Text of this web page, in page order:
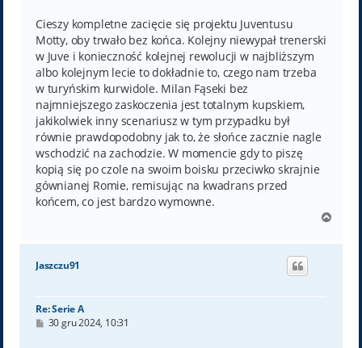
Cieszy kompletne zacięcie się projektu Juventusu
Motty, oby trwało bez końca. Kolejny niewypał trenerski
w Juve i konieczność kolejnej rewolucji w najbliższym
albo kolejnym lecie to dokładnie to, czego nam trzeba
w turyńskim kurwidole. Milan Fąseki bez
najmniejszego zaskoczenia jest totalnym kupskiem,
jakikolwiek inny scenariusz w tym przypadku był
równie prawdopodobny jak to, że słońce zacznie nagle
wschodzić na zachodzie. W momencie gdy to piszę
kopią się po czole na swoim boisku przeciwko skrajnie
gównianej Romie, remisując na kwadrans przed
końcem, co jest bardzo wymowne.
g
Jaszczu91
Re: Serie A
P30 gru 2024, 10:31